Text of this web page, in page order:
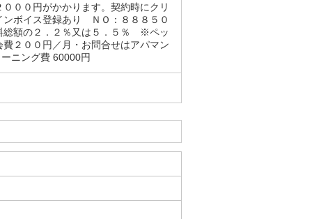
００円がかかります。契約時にクリ
ンボイス登録あり ＮＯ：８８８５０
総額の２．２％又は５．５％ ※ペッ
２００円／月・お問合せはアパマン
ニング費 60000円